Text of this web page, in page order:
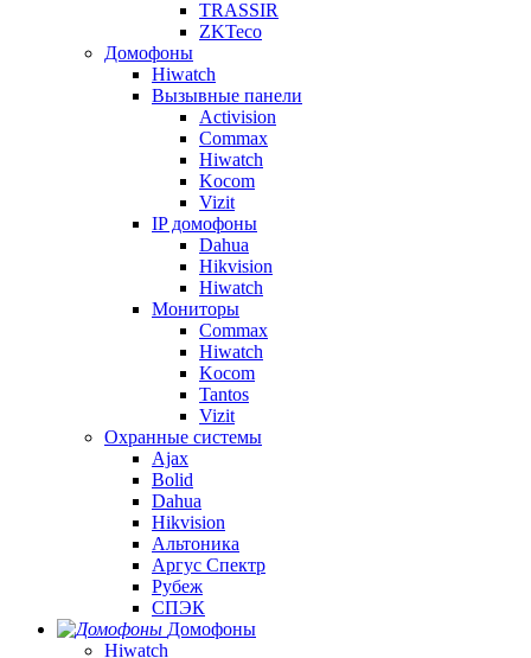
TRASSIR
ZKTeco
Домофоны
Hiwatch
Вызывные панели
Activision
Commax
Hiwatch
Kocom
Vizit
IP домофоны
Dahua
Hikvision
Hiwatch
Мониторы
Commax
Hiwatch
Kocom
Tantos
Vizit
Охранные системы
Ajax
Bolid
Dahua
Hikvision
Альтоника
Аргус Спектр
Рубеж
СПЭК
Домофоны
Hiwatch